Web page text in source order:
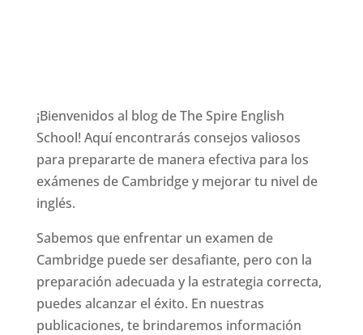
¡Bienvenidos al blog de The Spire English
School! Aquí encontrarás consejos valiosos
para prepararte de manera efectiva para los
exámenes de Cambridge y mejorar tu nivel de
inglés.
Sabemos que enfrentar un examen de
Cambridge puede ser desafiante, pero con la
preparación adecuada y la estrategia correcta,
puedes alcanzar el éxito. En nuestras
publicaciones, te brindaremos información